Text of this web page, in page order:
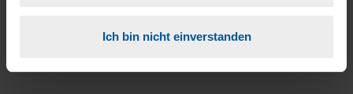
Ich bin nicht einverstanden